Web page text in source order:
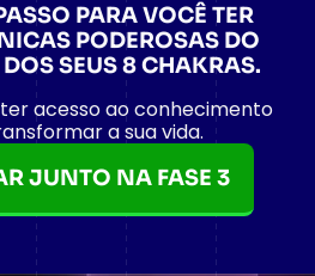
PARA VOCÊ TER
PODEROSAS DO
SEUS 8 CHAKRAS.
acesso ao conhecimento
a sua vida.
JUNTO NA FASE 3